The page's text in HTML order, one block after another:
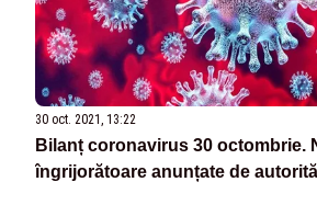
30 oct. 2021, 13:22
Bilanț coronavirus 30 octombrie.
îngrijorătoare anunțate de